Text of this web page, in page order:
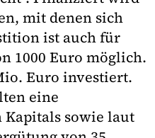
mit denen sich
ist auch für
1000 Euro möglich.
Euro investiert.
eine
Kapitals sowie laut